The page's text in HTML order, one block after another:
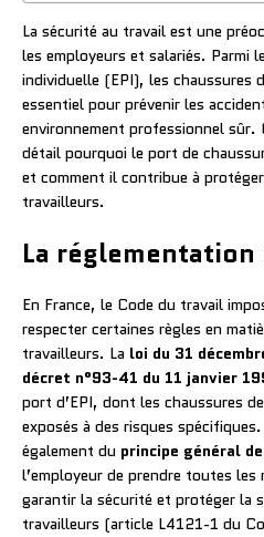
La sécurité au travail est une
les employeurs et salariés. Parmi
individuelle (EPI), les chaussures
essentiel pour prévenir les
environnement professionnel sûr.
détail pourquoi le port de
et comment il contribue à
travailleurs.
La
En France, le Code du travail
respecter certaines règles en
travailleurs. La loi du 31
décret n°93-41 du 11 janvier
port d’EPI, dont les chaussures
exposés à des risques
également du principe général
l’employeur de prendre toutes les
garantir la sécurité et protéger la
travailleurs (article L4121-1 du